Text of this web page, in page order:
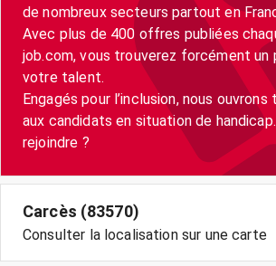
de nombreux secteurs partout en
Avec plus de 400 offres publiées
job.com, vous trouverez forcément un
votre talent.
Engagés pour l’inclusion, nous
aux candidats en situation de
Carcès (83570)
Consulter la localisation sur une carte